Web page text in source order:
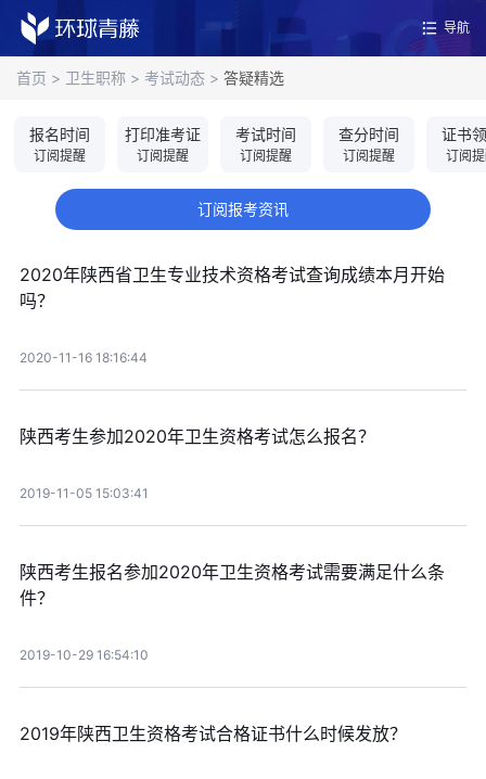
导航
首页 > 卫生职称 > 考试动态 > 答疑精选
报名时间
订阅提醒
打印准考证
订阅提醒
考试时间
订阅提醒
查分时间
订阅提醒
证书
订阅
订阅报考资讯
2020年陕西省卫生专业技术资格考试查询成绩本月开始
吗？
2020-11-16 18:16:44
陕西考生参加2020年卫生资格考试怎么报名？
2019-11-05 15:03:41
陕西考生报名参加2020年卫生资格考试需要满足什么条
件？
2019-10-29 16:54:10
2019年陕西卫生资格考试合格证书什么时候发放？